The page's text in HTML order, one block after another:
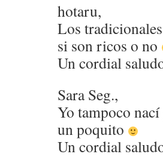
hotaru,
Los
si son ricos o no
Un cordial
Sara Seg.,
Yo tampoco
un poquito
Un cordial